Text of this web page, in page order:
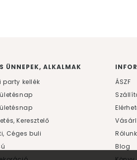
ÜNNEPEK, ALKALMAK
kellék
Keresztelő
Céges buli
ÁSZF
Rólunk
Blog